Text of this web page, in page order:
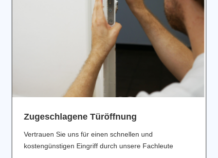
Zugeschlagene Türöffnung
Vertrauen Sie uns für einen schnellen und
kostengünstigen Eingriff durch unsere Fachleute